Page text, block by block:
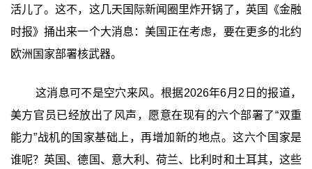
活儿了。这不，这几天国际新闻圈里炸开锅了，英国《金融
时报》捅出来一个大消息：美国正在考虑，要在更多的北约
欧洲国家部署核武器。
这消息可不是空穴来风。根据2026年6月2日的报道，
美方官员已经放出了风声，愿意在现有的六个部署了“双重
能力”战机的国家基础上，再增加新的地点。这六个国家是
谁呢？英国、德国、意大利、荷兰、比利时和土耳其，这些